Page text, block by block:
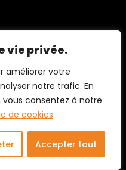
vie privée.
améliorer votre
notre trafic. En
consentez à notre
de cookies
Accepter tout